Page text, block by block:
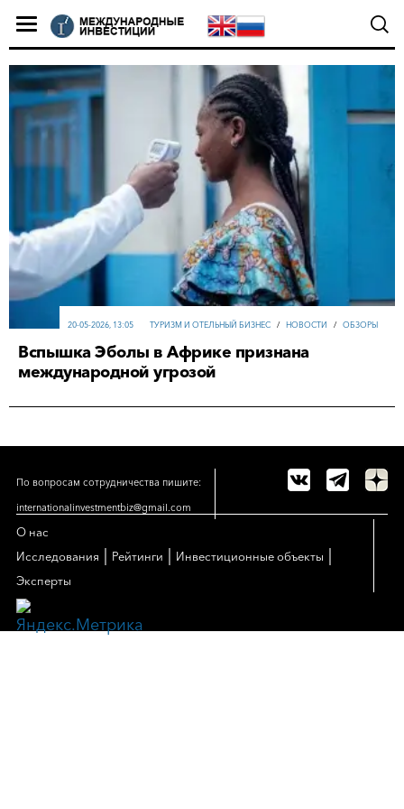
ТУРИЗМ И ОТЕЛЬНЫЙ БИЗНЕС / НОВОСТИ / ОБЗОРЫ
20-05-2026, 13:05
Вспышка Эболы в Африке признана
международной угрозой
По вопросам сотрудничества пишите:
internationalinvestmentbiz@gmail.com
О нас
Исследования
Рейтинги Инвестиционные объекты
Эксперты